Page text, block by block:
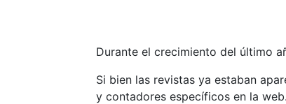
Durante el crecimiento del último
Si bien las revistas ya estaban
y contadores específicos en la web.